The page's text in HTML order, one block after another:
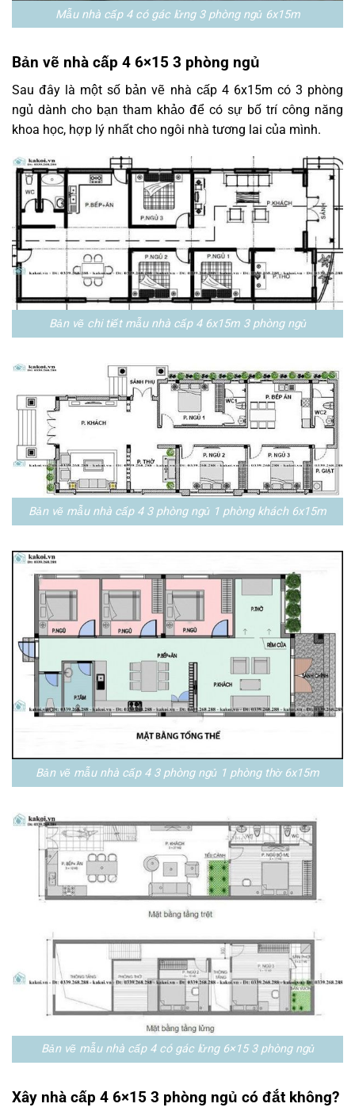
Mẫu nhà cấp 4 có gác lửng 3 phòng ngủ 6x15m
Bản vẽ nhà cấp 4 6×15 3 phòng ngủ
Sau đây là một số bản vẽ nhà cấp 4 6x15m có 3 phòng
ngủ dành cho bạn tham khảo để có sự bố trí công năng
khoa học, hợp lý nhất cho ngôi nhà tương lai của mình.
Bản vẽ chi tiết mẫu nhà cấp 4 6x15m 3 phòng ngủ
Bản vẽ mẫu nhà cấp 4 3 phòng ngủ 1 phòng khách 6x15m
Bản vẽ mẫu nhà cấp 4 3 phòng ngủ 1 phòng thờ 6x15m
Bản vẽ mẫu nhà cấp 4 có gác lửng 6×15 3 phòng ngủ
Xây nhà cấp 4 6×15 3 phòng ngủ có đắt không?